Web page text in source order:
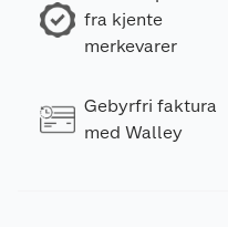
fra kjente
merkevarer
Gebyrfri faktura
med Walley